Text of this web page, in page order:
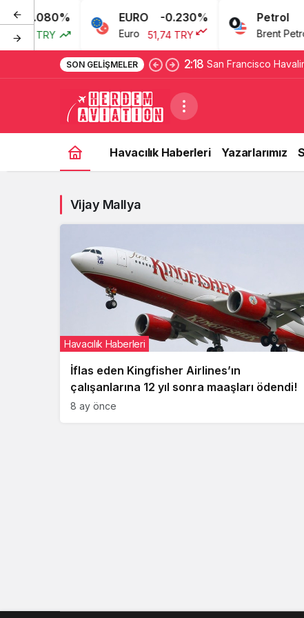
0.080%
TRY
EURO -0.230%
Euro 51,74 TRY
Petrol
Brent Petrol
SON GELIŞMELER 2:18 San Francisco
Havacılık Haberleri Yazarlarımız
Vijay Mallya
İflas eden Kingfisher Airlines’ın
çalışanlarına 12 yıl sonra maaşları ödendi!
Havacılık Haberleri
8 ay önce